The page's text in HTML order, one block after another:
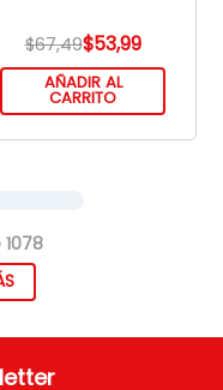
$67,49$53,99
AÑADIR AL
CARRITO
1078